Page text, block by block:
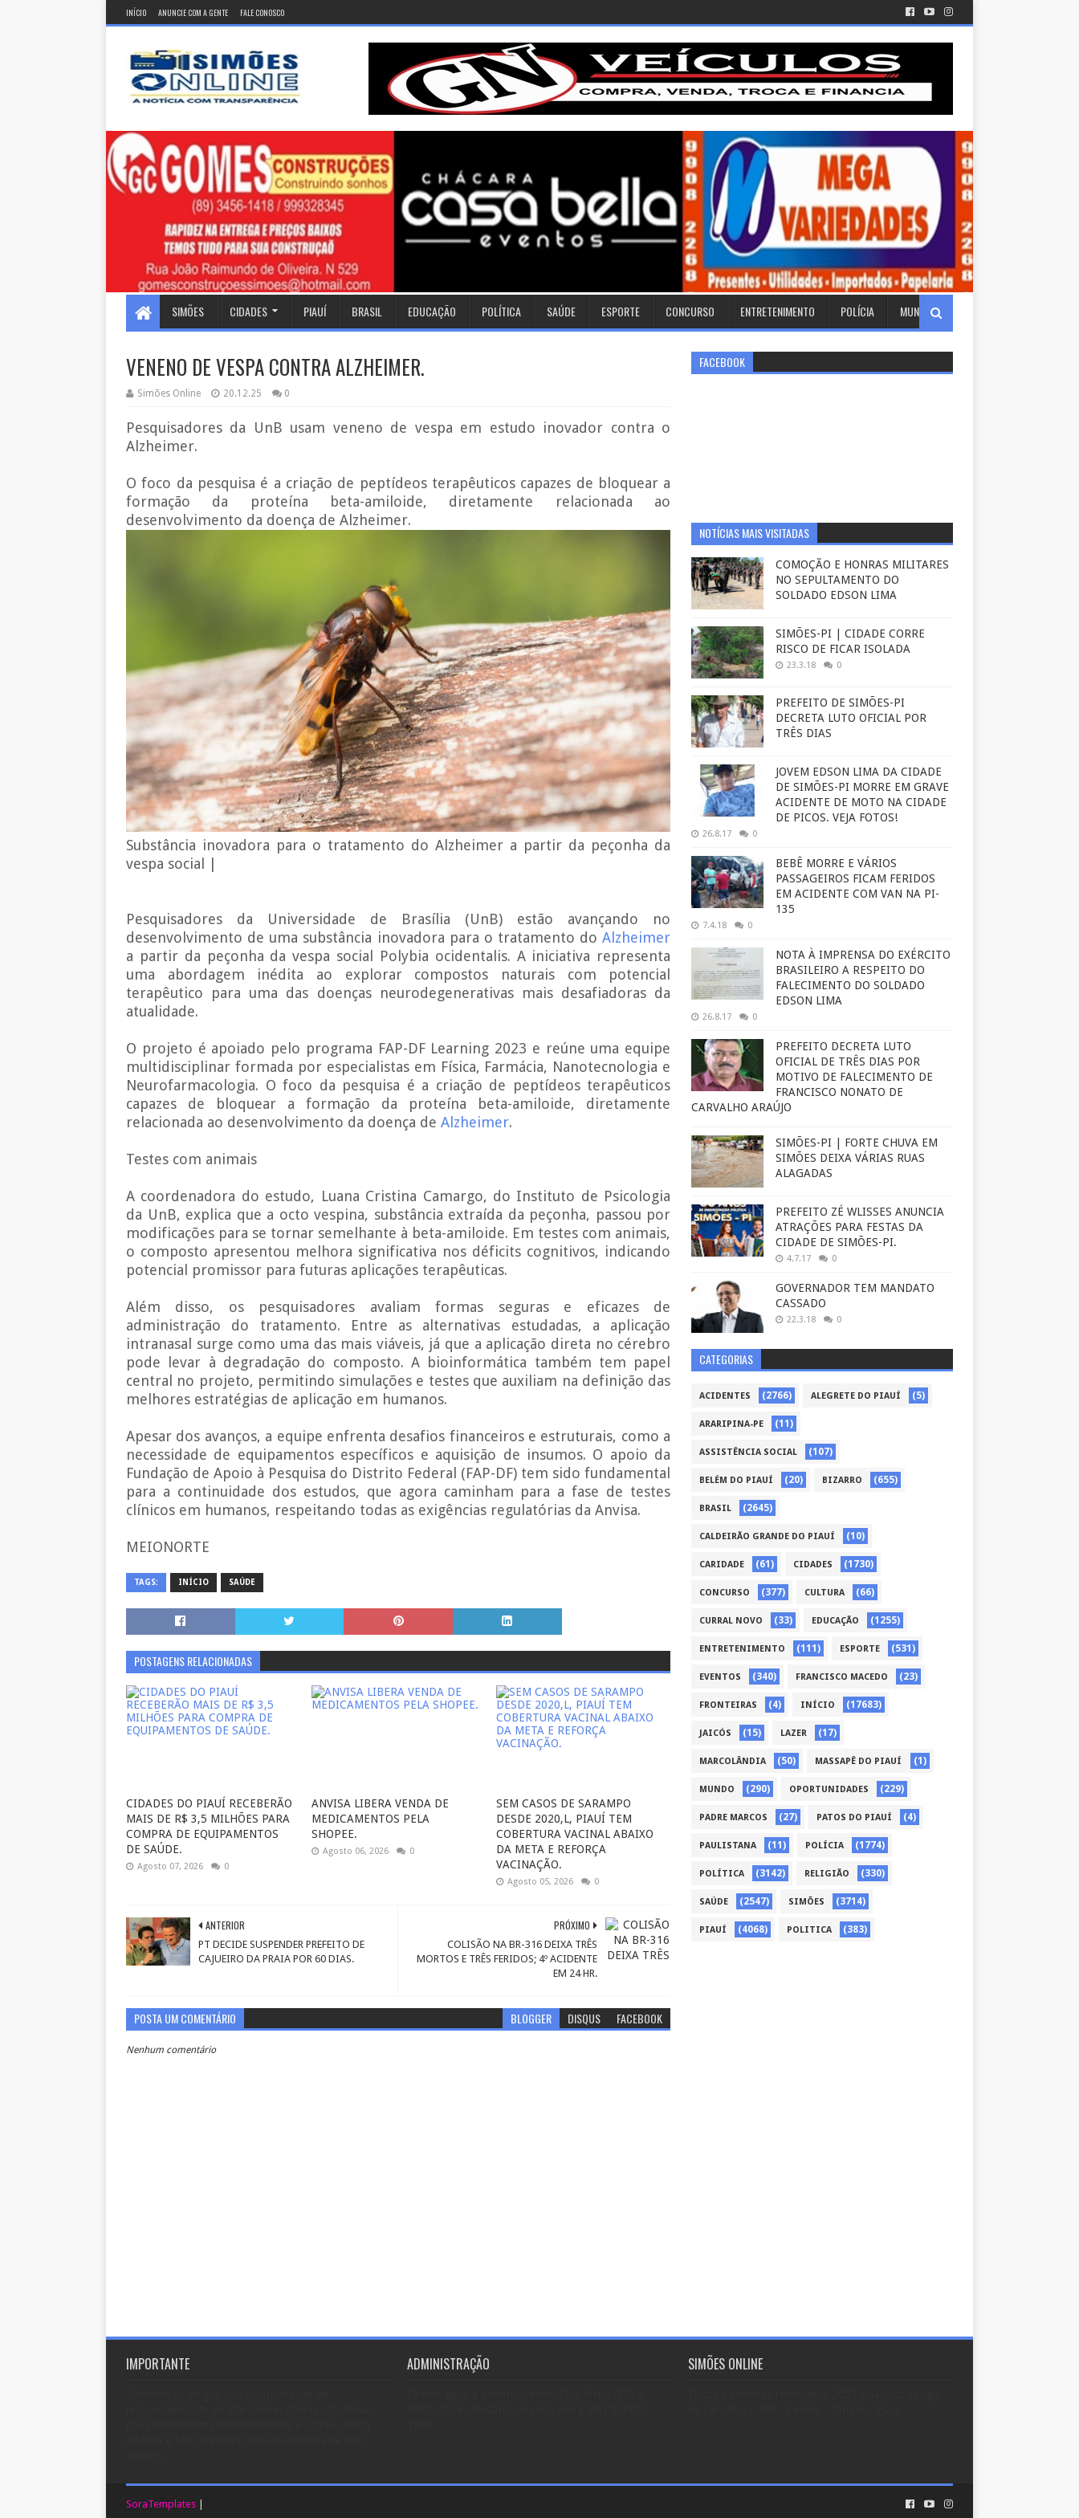
INÍCIO ANUNCIE COM A GENTE FALE CONOSCO
SIMÕES CIDADES PIAUÍ BRASIL EDUCAÇÃO POLÍTICA SAÚDE ESPORTE CONCURSO ENTRETENIMENTO POLÍCIA MUNDO
VENENO DE VESPA CONTRA ALZHEIMER.
Simões Online 20.12.25 0
Pesquisadores da UnB usam veneno de vespa em estudo inovador contra o
Alzheimer.
O foco da pesquisa é a criação de peptídeos terapêuticos capazes de bloquear a
formação da proteína beta-amiloide, diretamente relacionada ao
desenvolvimento da doença de Alzheimer.
Substância inovadora para o tratamento do Alzheimer a partir da peçonha da
vespa social |
Pesquisadores da Universidade de Brasília (UnB) estão avançando no
desenvolvimento de uma substância inovadora para o tratamento doAlzheimer
a partir da peçonha da vespa social Polybia ocidentalis. A iniciativa representa
uma abordagem inédita ao explorar compostos naturais com potencial
terapêutico para uma das doenças neurodegenerativas mais desafiadoras da
atualidade.
O projeto é apoiado pelo programa FAP-DF Learning 2023 e reúne uma equipe
multidisciplinar formada por especialistas em Física, Farmácia, Nanotecnologia e
Neurofarmacologia. O foco da pesquisa é a criação de peptídeos terapêuticos
capazes de bloquear a formação da proteína beta-amiloide, diretamente
relacionada ao desenvolvimento da doença de Alzheimer.
Testes com animais
A coordenadora do estudo, Luana Cristina Camargo, do Instituto de Psicologia
da UnB, explica que a octo vespina, substância extraída da peçonha, passou por
modificações para se tornar semelhante à beta-amiloide. Em testes com animais,
o composto apresentou melhora significativa nos déficits cognitivos, indicando
potencial promissor para futuras aplicações terapêuticas.
Além disso, os pesquisadores avaliam formas seguras e eficazes de
administração do tratamento. Entre as alternativas estudadas, a aplicação
intranasal surge como uma das mais viáveis, já que a aplicação direta no cérebro
pode levar à degradação do composto. A bioinformática também tem papel
central no projeto, permitindo simulações e testes que auxiliam na definição das
melhores estratégias de aplicação em humanos.
Apesar dos avanços, a equipe enfrenta desafios financeiros e estruturais, como a
necessidade de equipamentos específicos e aquisição de insumos. O apoio da
Fundação de Apoio à Pesquisa do Distrito Federal (FAP-DF) tem sido fundamental
para a continuidade dos estudos, que agora caminham para a fase de testes
clínicos em humanos, respeitando todas as exigências regulatórias da Anvisa.
MEIONORTE
TAGS: INÍCIO SAÚDE
POSTAGENS RELACIONADAS
CIDADES DO PIAUÍ RECEBERÃO
MAIS DE R$ 3,5 MILHÕES PARA
COMPRA DE EQUIPAMENTOS
DE SAÚDE.
Agosto 07, 2026 0
ANVISA LIBERA VENDA DE
MEDICAMENTOS PELA
SHOPEE.
Agosto 06, 2026 0
SEM CASOS DE SARAMPO
DESDE 2020,L, PIAUÍ TEM
COBERTURA VACINAL ABAIXO
DA META E REFORÇA
VACINAÇÃO.
Agosto 05, 2026 0
PRÓXIMO
COLISÃO NA BR-316 DEIXA TRÊS
MORTOS E TRÊS FERIDOS; 4º ACIDENTE
EM 24 HR.
ANTERIOR
PT DECIDE SUSPENDER PREFEITO DE
CAJUEIRO DA PRAIA POR 60 DIAS.
POSTA UM COMENTÁRIO BLOGGER DISQUS FACEBOOK
Nenhum comentário
FACEBOOK
NOTÍCIAS MAIS VISITADAS
COMOÇÃO E HONRAS MILITARES
NO SEPULTAMENTO DO
SOLDADO EDSON LIMA
SIMÕES-PI | CIDADE CORRE
RISCO DE FICAR ISOLADA
23.3.18 0
PREFEITO DE SIMÕES-PI
DECRETA LUTO OFICIAL POR
TRÊS DIAS
JOVEM EDSON LIMA DA CIDADE
DE SIMÕES-PI MORRE EM GRAVE
ACIDENTE DE MOTO NA CIDADE
DE PICOS. VEJA FOTOS!
26.8.17 0
BEBÊ MORRE E VÁRIOS
PASSAGEIROS FICAM FERIDOS
EM ACIDENTE COM VAN NA PI-
135
7.4.18 0
NOTA À IMPRENSA DO EXÉRCITO
BRASILEIRO A RESPEITO DO
FALECIMENTO DO SOLDADO
EDSON LIMA
26.8.17 0
PREFEITO DECRETA LUTO
OFICIAL DE TRÊS DIAS POR
MOTIVO DE FALECIMENTO DE
FRANCISCO NONATO DE
CARVALHO ARAÚJO
SIMÕES-PI | FORTE CHUVA EM
SIMÕES DEIXA VÁRIAS RUAS
ALAGADAS
PREFEITO ZÉ WLISSES ANUNCIA
ATRAÇÕES PARA FESTAS DA
CIDADE DE SIMÕES-PI.
4.7.17 0
GOVERNADOR TEM MANDATO
CASSADO
22.3.18 0
CATEGORIAS
ACIDENTES (2766) ALEGRETE DO PIAUÍ (5)
ARARIPINA-PE (11)
ASSISTÊNCIA SOCIAL (107)
BELÉM DO PIAUÍ (20) BIZARRO (655)
BRASIL (2645)
CALDEIRÃO GRANDE DO PIAUÍ (10)
CARIDADE (61) CIDADES (1730)
CONCURSO (377) CULTURA (66)
CURRAL NOVO (33) EDUCAÇÃO (1255)
ENTRETENIMENTO (111) ESPORTE (531)
EVENTOS (340) FRANCISCO MACEDO (23)
FRONTEIRAS (4) INÍCIO (17683)
JAICÓS (15) LAZER (17)
MARCOLÂNDIA (50) MASSAPÊ DO PIAUÍ (1)
MUNDO (290) OPORTUNIDADES (229)
PADRE MARCOS (27) PATOS DO PIAUÍ (4)
PAULISTANA (11) POLÍCIA (1774)
POLÍTICA (3142) RELIGIÃO (330)
SAÚDE (2547) SIMÕES (3714)
PIAUÍ (4068) POLITICA (383)
IMPORTANTE ADMINISTRAÇÃO SIMÕES ONLINE
SoraTemplates